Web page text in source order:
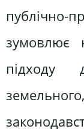
зумовлює
підходу